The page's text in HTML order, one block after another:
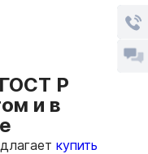
Р
и в
купить